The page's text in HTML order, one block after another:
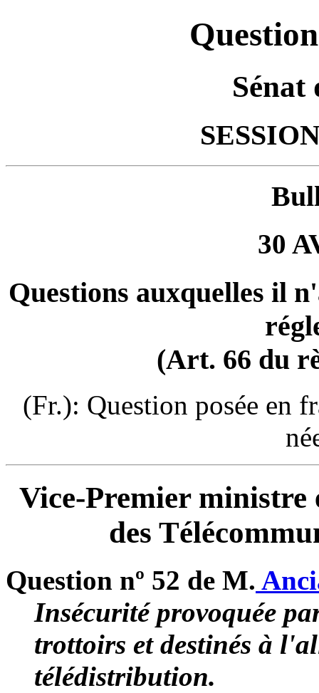
Sénat
30
Questions auxquelles il
(Art. 66 du
(Fr.): Question posée en
Vice-Premier ministre
des
Question nº 52 de M.
Insécurité provoquée
trottoirs et destinés à
télédistribution.